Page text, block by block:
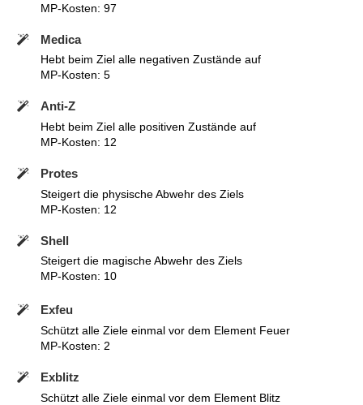
MP-Kosten: 97
Medica
Hebt beim Ziel alle negativen Zustände auf
MP-Kosten: 5
Anti-Z
Hebt beim Ziel alle positiven Zustände auf
MP-Kosten: 12
Protes
Steigert die physische Abwehr des Ziels
MP-Kosten: 12
Shell
Steigert die magische Abwehr des Ziels
MP-Kosten: 10
Exfeu
Schützt alle Ziele einmal vor dem Element Feuer
MP-Kosten: 2
Exblitz
Schützt alle Ziele einmal vor dem Element Blitz